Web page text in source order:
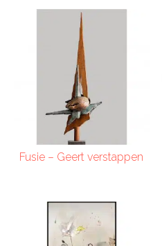
Fusie – Geert verstappen